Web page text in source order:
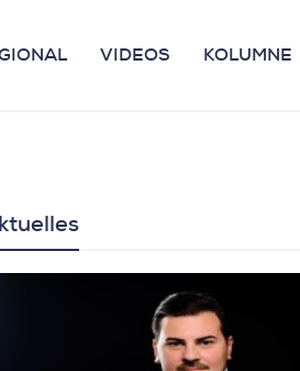
VIDEOS KOLUMNE